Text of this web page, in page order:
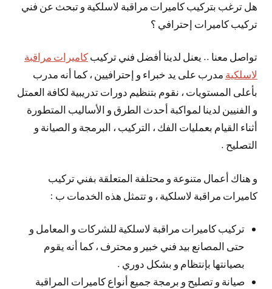
هل ترغب بتركيب كاميرات مراقبة لاسلكية و تبحث عن فني
تركيب كاميرات إحترافي ؟
تواصل معنا .. يعنل لدينا أفضل فني تركيب كاميرات مراقبة
لاسلكية مدرب على يد خبراء و إحترافيين ، كما أنه مدرب
بأعلى المستويات ، نقوم بتنظيم دورات تدريبية لكافة العمتل
و الفنيين لدينا لمواكبة أحدث الطرق و الأساليب المتطورة
أثناء القيام بعمليات الفك ، التركيب ، البرمجة و الصيانة و
التصليح .
و هناك أعمال متنوعة و محتلفة المتعلقة بفني تركيب
كاميرات مراقبة لاسلكية ، و تتمثل هذه الخدمات ب :
تركيب كاميرات مراقبة لاسلكية للشركات و المعامل و
حتى المصانع بيد فني خبير و محترف ، كما أنه يقوم
بصيانتها بإنتظام و بشكل دوري .
صيانة و تصليح و برمجة جميع أنواع كاميرات المراقبة